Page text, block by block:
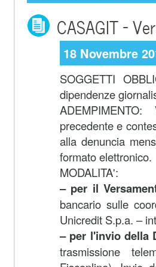
CASAGIT –
18 Novembre
SOGGETTI
dipendenze
precedente e
alla denuncia
formato elettronico.
MODALITA':
– per il
bancario sulle
Unicredit S.p.a. –
– per l'invio della
trasmissione